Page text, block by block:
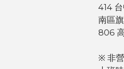
414
南區
806
※ 非